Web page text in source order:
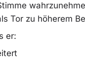
Tor zu höherem
er: